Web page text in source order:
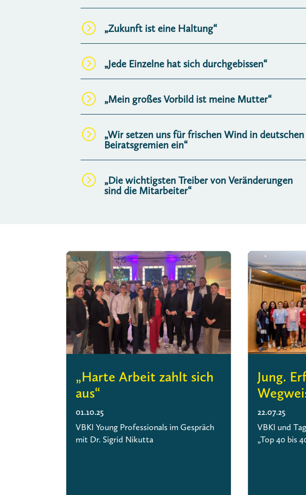
= „Zukunft ist eine Haltung“
= „Jede Einzelne hat sich durchgebissen“
= „Mein großes Vorbild ist meine Mutter“
=
„Wir setzen uns für frischen Wind in deutschen
Beiratsgremien ein“
=
„Die wichtigsten Treiber von Veränderungen
sind die Mitarbeiter“
„Harte Arbeit zahlt sich
aus“
01.10.25
VBKI Young Professionals im Gespräch
mit Dr. Sigrid Nikutta
Jung.
22.07.25
VBKI und
„Top 40 bis